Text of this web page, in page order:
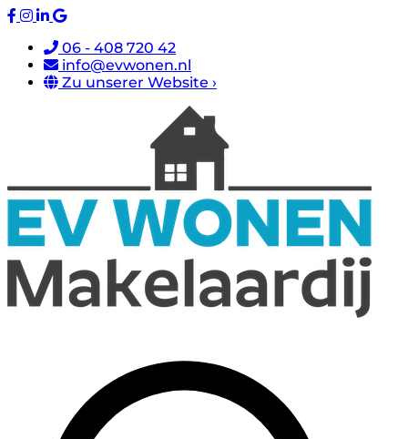
06 - 408 720 42
info@evwonen.nl
Zu unserer Website ›